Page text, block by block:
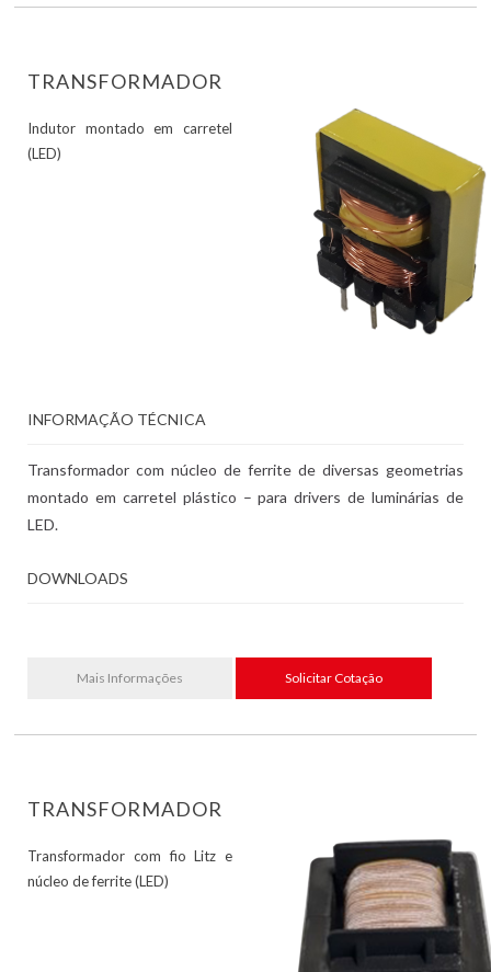
TRANSFORMADOR
Indutor montado em carretel
(LED)
INFORMAÇÃO TÉCNICA
Transformador com núcleo de ferrite de diversas geometrias
montado em carretel plástico – para drivers de luminárias de
LED.
DOWNLOADS
Mais Informações Solicitar Cotação
TRANSFORMADOR
Transformador com fio Litz e
núcleo de ferrite (LED)